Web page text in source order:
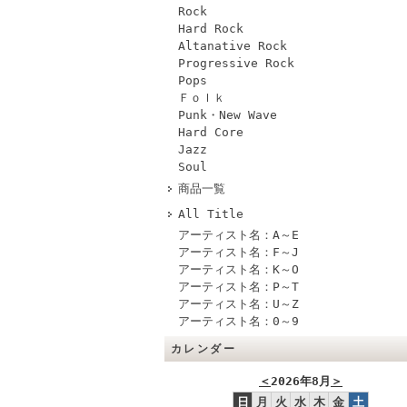
Rock
Hard Rock
Altanative Rock
Progressive Rock
Pops
Ｆｏｌｋ
Punk・New Wave
Hard Core
Jazz
Soul
商品一覧
All Title
アーティスト名：A～E
アーティスト名：F～J
アーティスト名：K～O
アーティスト名：P～T
アーティスト名：U～Z
アーティスト名：0～9
カレンダー
＜2026年8月 ＞
日
月 火 水 木 金 土